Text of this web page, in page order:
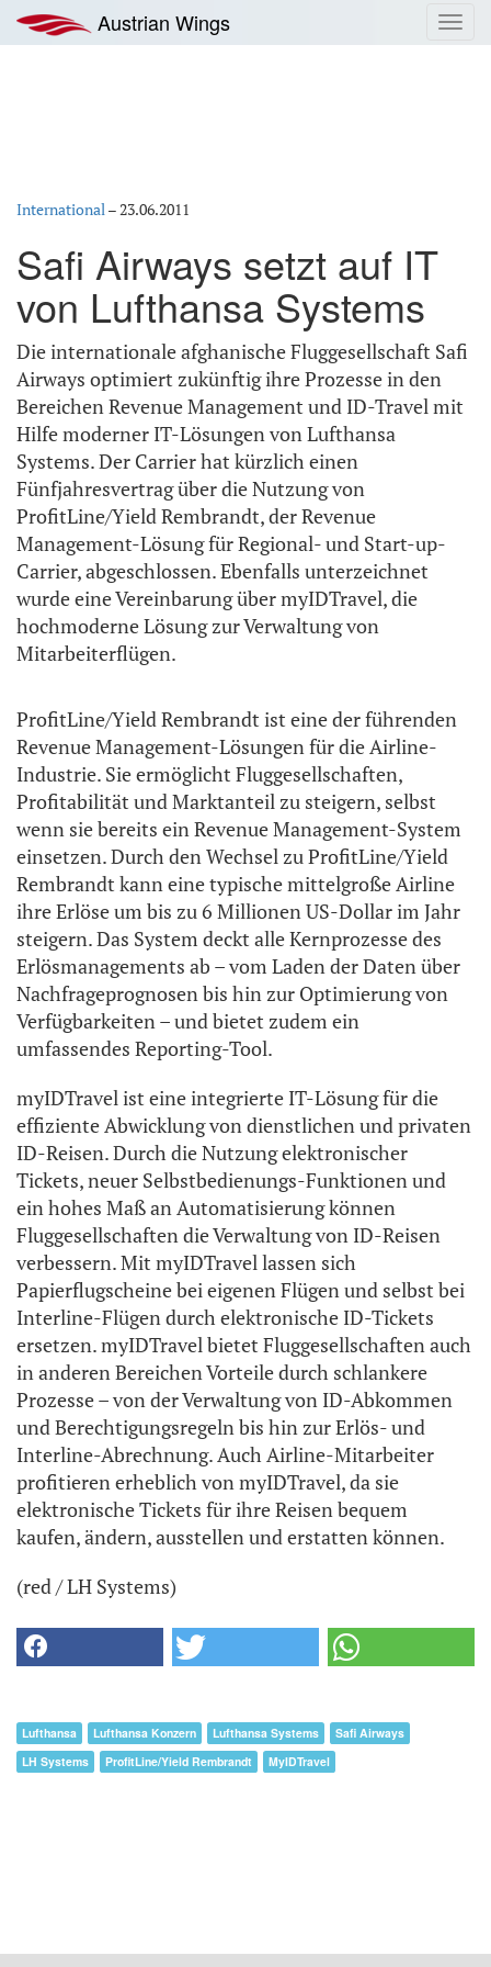
Inhalt
springen
Austrian Wings
International–23.06.2011
Safi Airways setzt auf IT
von Lufthansa Systems
Die internationale afghanische Fluggesellschaft Safi
Airways optimiert zukünftig ihre Prozesse in den
Bereichen Revenue Management und ID-Travel mit
Hilfe moderner IT-Lösungen von Lufthansa
Systems. Der Carrier hat kürzlich einen
Fünfjahresvertrag über die Nutzung von
ProfitLine/Yield Rembrandt, der Revenue
Management-Lösung für Regional- und Start-up-
Carrier, abgeschlossen. Ebenfalls unterzeichnet
wurde eine Vereinbarung über myIDTravel, die
hochmoderne Lösung zur Verwaltung von
Mitarbeiterflügen.
ProfitLine/Yield Rembrandt ist eine der führenden
Revenue Management-Lösungen für die Airline-
Industrie. Sie ermöglicht Fluggesellschaften,
Profitabilität und Marktanteil zu steigern, selbst
wenn sie bereits ein Revenue Management-System
einsetzen. Durch den Wechsel zu ProfitLine/Yield
Rembrandt kann eine typische mittelgroße Airline
ihre Erlöse um bis zu 6 Millionen US-Dollar im Jahr
steigern. Das System deckt alle Kernprozesse des
Erlösmanagements ab – vom Laden der Daten über
Nachfrageprognosen bis hin zur Optimierung von
Verfügbarkeiten – und bietet zudem ein
umfassendes Reporting-Tool.
myIDTravel ist eine integrierte IT-Lösung für die
effiziente Abwicklung von dienstlichen und privaten
ID-Reisen. Durch die Nutzung elektronischer
Tickets, neuer Selbstbedienungs-Funktionen und
ein hohes Maß an Automatisierung können
Fluggesellschaften die Verwaltung von ID-Reisen
verbessern. Mit myIDTravel lassen sich
Papierflugscheine bei eigenen Flügen und selbst bei
Interline-Flügen durch elektronische ID-Tickets
ersetzen. myIDTravel bietet Fluggesellschaften auch
in anderen Bereichen Vorteile durch schlankere
Prozesse – von der Verwaltung von ID-Abkommen
und Berechtigungsregeln bis hin zur Erlös- und
Interline-Abrechnung. Auch Airline-Mitarbeiter
profitieren erheblich von myIDTravel, da sie
elektronische Tickets für ihre Reisen bequem
kaufen, ändern, ausstellen und erstatten können.
(red / LH Systems)
Lufthansa Lufthansa Konzern Lufthansa Systems
Safi Airways
LH Systems
ProfitLine/Yield Rembrandt MyIDTravel